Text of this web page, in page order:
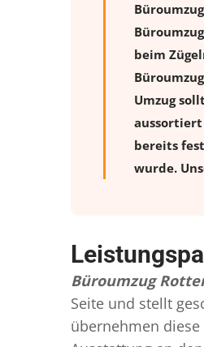
beim
Umzug
aussortiert
bereits
wurde.
Büroumzug
Seite und stellt
übernehmen